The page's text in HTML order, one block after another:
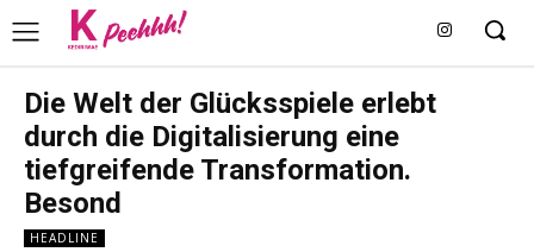
Die Welt der Glücksspiele erlebt
durch die Digitalisierung eine
tiefgreifende Transformation.
Besond
HEADLINE